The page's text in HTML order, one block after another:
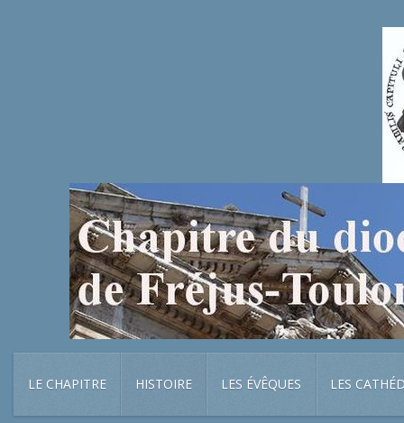
LE CHAPITRE HISTOIRE LES ÉVÊQUES LES